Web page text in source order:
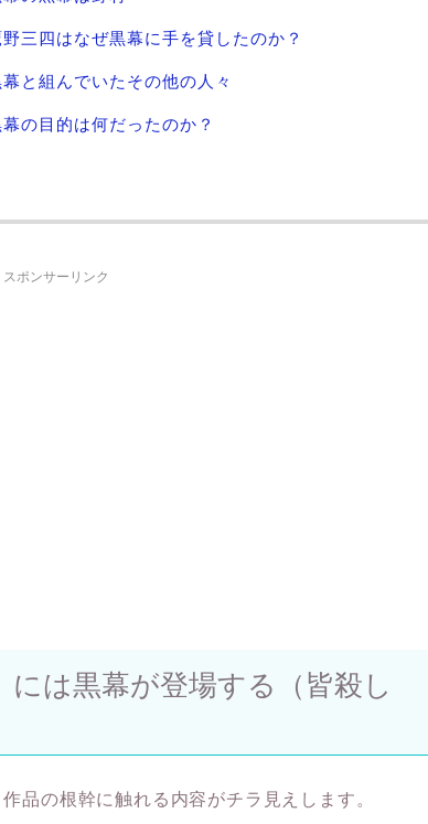
三四はなぜ黒幕に手を貸したのか？
と組んでいたその他の人々
の目的は何だったのか？
スポンサーリンク
には黒幕が登場する（皆殺し
品の根幹に触れる内容がチラ見えします。